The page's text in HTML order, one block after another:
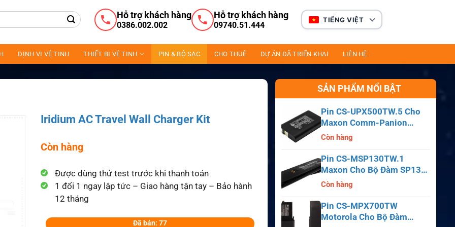
Hỗ trợ khách hàng
0386.002.002
Hỗ trợ khách hàng
09740.51.444
TIẾNG VIỆT
ĐỊNH VỊ VỆ TINH THIẾT BỊ VỆ TINH PIN & BỘ SẠC CHO THUÊ DỰ ÁN ĐÃ TRIỂN KHAI LIÊN HỆ
Iridium AC Travel Wall Charger Kit
Còn hàng
Được dùng thử test trước khi thanh toán
1 đổi 1 ngay lập tức – Giao hàng tận tay – Bảo hành
12 tháng
Đã bán: 77
SẢN PHẨM NỔI BẬT
Pin CS-UPX500TW.5 Cho
Maxon Comm-Panion
CP0150, CP0511, CP0515
Còn hàng
Pin CS-MSP130TW.1
Maxon Cho Bộ Đàm SP130,
SP140, SP150, SL55
Còn hàng
Pin CS-MPX700TW
Motorola Cho Bộ Đàm